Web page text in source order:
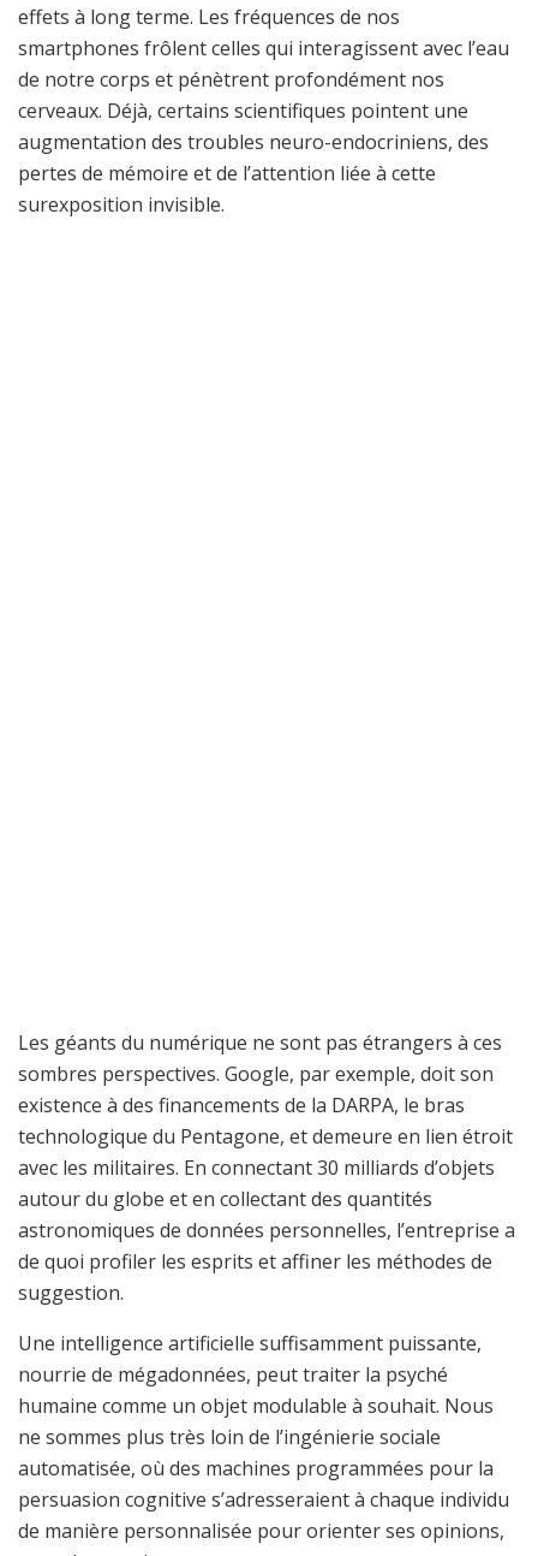
effets à long terme. Les fréquences de nos
smartphones frôlent celles qui interagissent avec l’eau
de notre corps et pénètrent profondément nos
cerveaux. Déjà, certains scientifiques pointent une
augmentation des troubles neuro-endocriniens, des
pertes de mémoire et de l’attention liée à cette
surexposition invisible.
Les géants du numérique ne sont pas étrangers à ces
sombres perspectives. Google, par exemple, doit son
existence à des financements de la DARPA, le bras
technologique du Pentagone, et demeure en lien étroit
avec les militaires. En connectant 30 milliards d’objets
autour du globe et en collectant des quantités
astronomiques de données personnelles, l’entreprise a
de quoi profiler les esprits et affiner les méthodes de
suggestion.
Une intelligence artificielle suffisamment puissante,
nourrie de mégadonnées, peut traiter la psyché
humaine comme un objet modulable à souhait. Nous
ne sommes plus très loin de l’ingénierie sociale
automatisée, où des machines programmées pour la
persuasion cognitive s’adresseraient à chaque individu
de manière personnalisée pour orienter ses opinions,